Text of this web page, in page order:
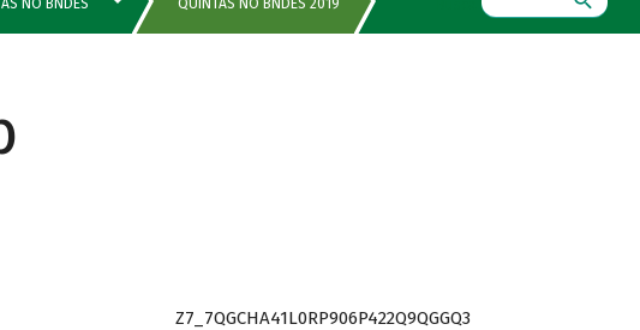
Z7_7QGCHA41L0RP906P422Q9QGGQ3